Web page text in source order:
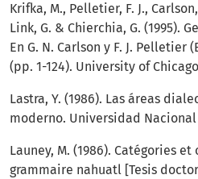
Krifka, M., Pelletier, F. J.,
Link, G. & Chierchia, G. (1995).
En G. N. Carlson y F. J. Pelletier
(pp. 1-124). University of
Lastra, Y. (1986). Las áreas
moderno. Universidad
Launey, M. (1986). Catégories
grammaire nahuatl [Tesis